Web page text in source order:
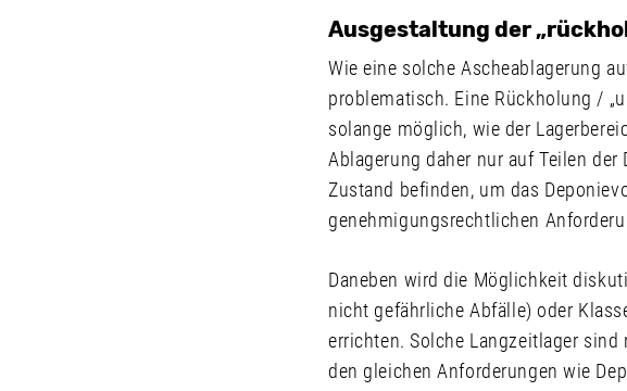
Ausgestaltung der
Wie eine solche Ascheablagerung
problematisch. Eine Rückholung /
solange möglich, wie der
Ablagerung daher nur auf Teilen
Zustand befinden, um das
genehmigungsrechtlichen
Daneben wird die Möglichkeit
nicht gefährliche Abfälle) oder
errichten. Solche Langzeitlager
den gleichen Anforderungen wie